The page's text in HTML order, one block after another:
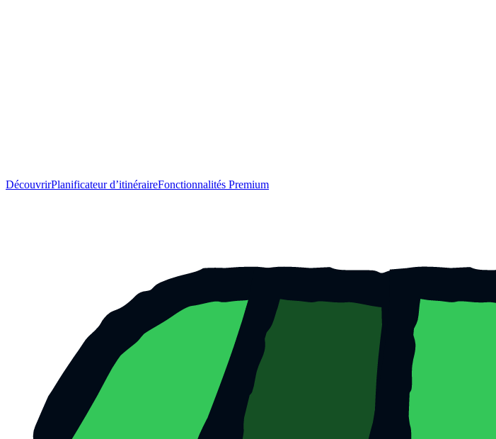
DécouvrirPlanificateur d’itinéraireFonctionnalités Premium